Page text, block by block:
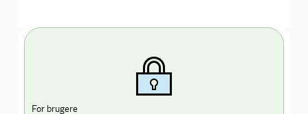
For brugere